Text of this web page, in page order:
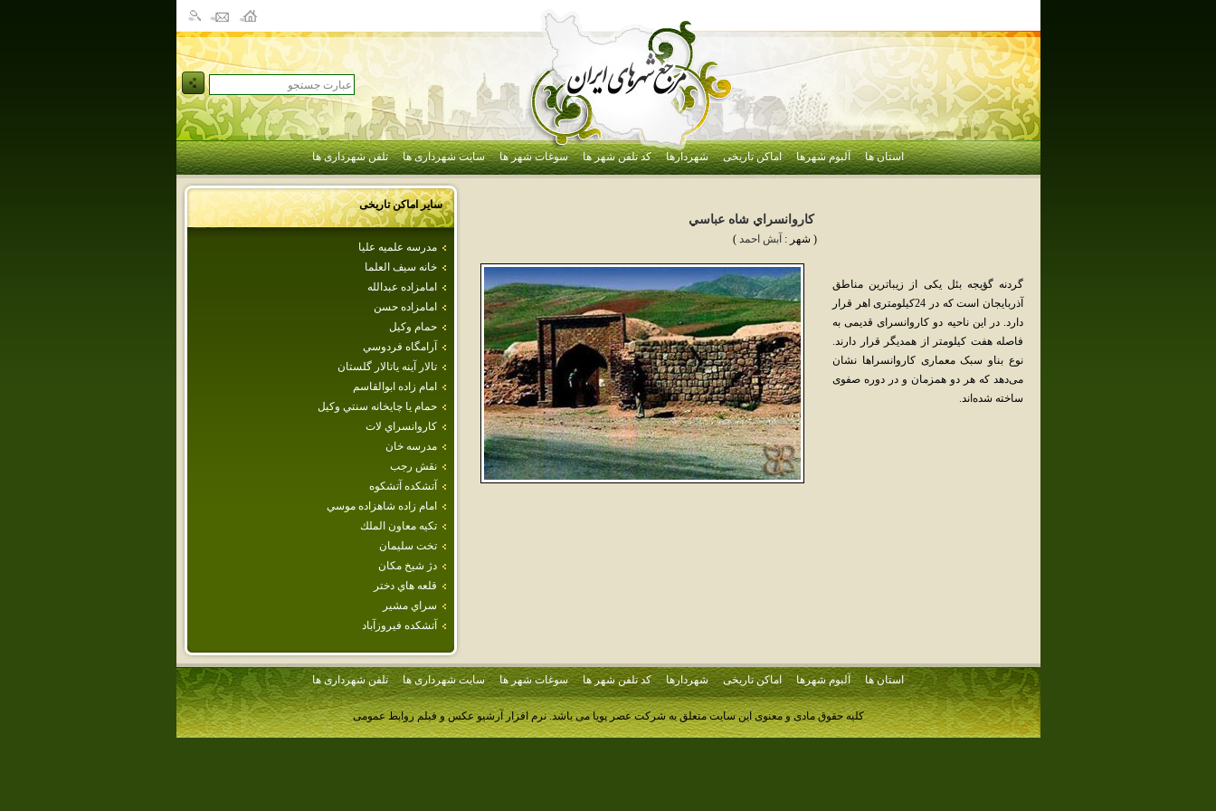
استان ها آلبوم شهرها اماکن تاریخی شهردارها کد تلفن شهر ها سوغات شهر ها سایت شهرداری ها تلفن شهرداری ها
سایر اماکن تاریخی
مدرسه علميه عليا
خانه سيف العلما
امامزاده‌ عبدالله
امامزاده حسن
حمام وكيل
آرامگاه فردوسي
تالار آينه ياتالار گلستان
امام‌ زاده‌ ابوالقاسم‌
حمام‌ يا چايخانه‌ سنتي‌ وكيل‌
كاروانسراي لات
مدرسه خان
نقش رجب
آتشكده‌ آتشكوه
امام‌ زاده‌ شاهزاده‌ موسي‌
تكيه‌ معاون‌ الملك‌
تخت سليمان
دژ شيخ مكان
قلعه هاي‌ دختر
سراي مشير
آتشكده فيروزآباد
كاروانسراي شاه عباسي
( شهر : آبش احمد )
گردنه‌ گؤیجه‌ بئل‌ یکی‌ از زیباترین‌ مناطق‌
آذربایجان‌ است‌ که‌ در 24کیلومتری‌ اهر قرار
دارد. در این‌ ناحیه‌ دو کاروانسرای‌ قدیمی‌ به‌
فاصله‌ هفت‌ کیلومتر از همدیگر قرار دارند.
نوع‌ بناو سبک‌ معماری‌ کاروانسراها نشان‌
می‌دهد که‌ هر دو همزمان‌ و در دوره‌ صفوی‌
ساخته‌ شده‌اند.
استان ها آلبوم شهرها اماکن تاریخی شهردارها کد تلفن شهر ها سوغات شهر ها سایت شهرداری ها تلفن شهرداری ها
کلیه حقوق مادی و معنوی این سایت متعلق به شرکت عصر پویا می باشد.نرم افزار آرشیو عکس و فیلم روابط عمومی